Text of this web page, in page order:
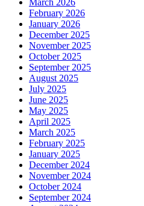
February 2026
January 2026
December 2025
November 2025
October 2025
September 2025
August 2025
July 2025
June 2025
May 2025
April 2025
March 2025
February 2025
January 2025
December 2024
November 2024
October 2024
September 2024